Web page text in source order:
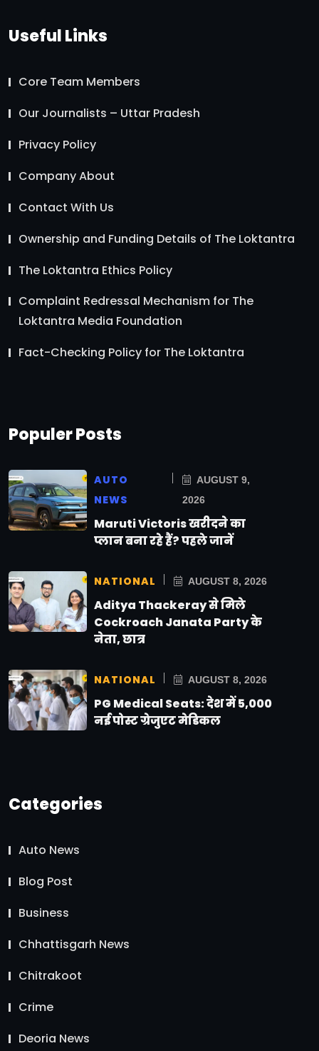
Useful Links
Core Team Members
Our Journalists – Uttar Pradesh
Privacy Policy
Company About
Contact With Us
Ownership and Funding Details of The Loktantra
The Loktantra Ethics Policy
Complaint Redressal Mechanism for The
Loktantra Media Foundation
Fact-Checking Policy for The Loktantra
Populer Posts
AUTO
NEWS
AUGUST 9,
2026
Maruti Victoris खरीदने का
प्लान बना रहे हैं? पहले जानें
NATIONAL AUGUST 8, 2026
Aditya Thackeray से मिले
Cockroach Janata Party के
नेता, छात्र
NATIONAL AUGUST 8, 2026
PG Medical Seats: देश में 5,000
नई पोस्ट ग्रेजुएट मेडिकल
Categories
Auto News
Blog Post
Business
Chhattisgarh News
Chitrakoot
Crime
Deoria News